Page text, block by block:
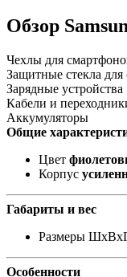
Обзор
Чехлы для
Защитные стекла для
Зарядные устройства
Кабели и
Аккумуляторы
Общие
Цвет
Корпус
Габариты и вес
Размеры
Особенности